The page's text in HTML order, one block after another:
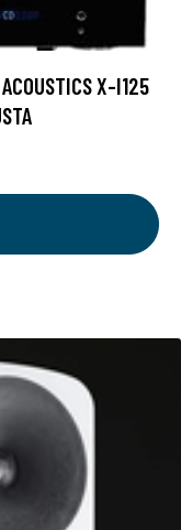
X-I125